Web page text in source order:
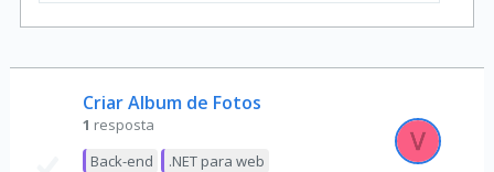
Criar Album de Fotos
1 resposta
Back-end
.NET para web